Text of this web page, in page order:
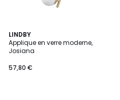
LINDBY
Applique en verre moderne,
Josiana
57,80 €